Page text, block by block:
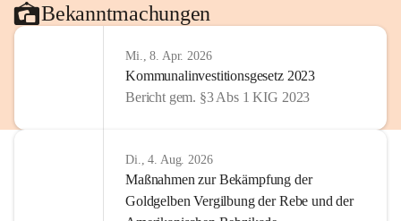
Bekanntmachungen
Mi., 8. Apr. 2026
Kommunalinvestitionsgesetz 2023
Bericht gem. §3 Abs 1 KIG 2023
Di., 4. Aug. 2026
Maßnahmen zur Bekämpfung der
Goldgelben Vergilbung der Rebe und der